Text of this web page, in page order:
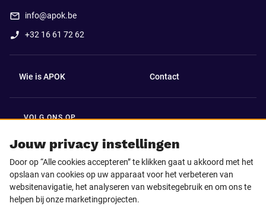
Jouw privacy instellingen
Door op “Alle cookies accepteren” te klikken gaat u akkoord met het
opslaan van cookies op uw apparaat voor het verbeteren van
websitenavigatie, het analyseren van websitegebruik en om ons te
helpen bij onze marketingprojecten.
info@apok.be
+32 16 61 72 62
Wie is APOK Contact
VOLG ONS OP
Facebook
Instagram TikTok